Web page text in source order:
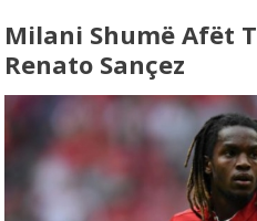
Milani Shumë Afët
Renato Sançez